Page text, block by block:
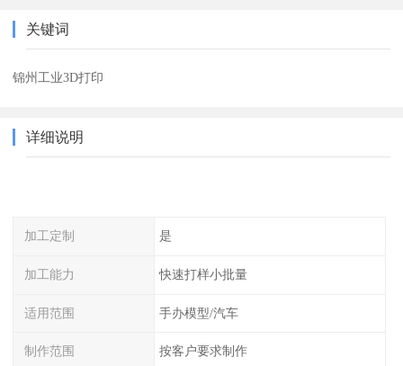
关键词
锦州工业3D打印
详细说明
加工定制 是
加工能力 快速打样小批量
适用范围 手办模型/汽车
制作范围 按客户要求制作